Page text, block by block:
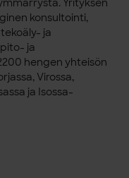
konsultointi,
ja
ja
hengen yhteisön
Virossa,
ja Isossa-